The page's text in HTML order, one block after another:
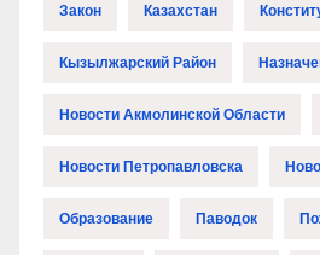
Закон Казахстан
Кызылжарский Район
Новости Акмолинской Области
Новости Петропавловска
Образование Паводок